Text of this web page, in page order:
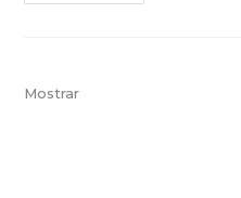
Mostrar